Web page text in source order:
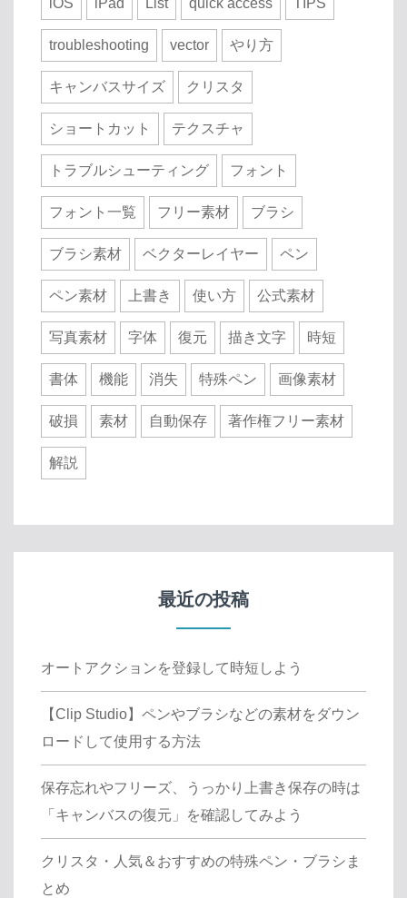
troubleshooting vector やり方
キャンバスサイズ クリスタ
ショートカット テクスチャ
トラブルシューティング フォント
フォント一覧 フリー素材 ブラシ
ブラシ素材 ベクターレイヤー ペン
ペン素材 上書き 使い方 公式素材
写真素材 字体 復元 描き文字 時短
書体 機能 消失 特殊ペン 画像素材
破損 素材 自動保存 著作権フリー素材
解説
最近の投稿
オートアクションを登録して時短しよう
【Clip Studio】ペンやブラシなどの素材をダウン
ロードして使用する方法
保存忘れやフリーズ、うっかり上書き保存の時は
「キャンバスの復元」を確認してみよう
クリスタ・人気＆おすすめの特殊ペン・ブラシま
とめ